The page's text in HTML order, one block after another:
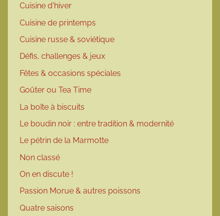
Cuisine d'hiver
Cuisine de printemps
Cuisine russe & soviétique
Défis, challenges & jeux
Fêtes & occasions spéciales
Goûter ou Tea Time
La boîte à biscuits
Le boudin noir : entre tradition & modernité
Le pétrin de la Marmotte
Non classé
On en discute !
Passion Morue & autres poissons
Quatre saisons